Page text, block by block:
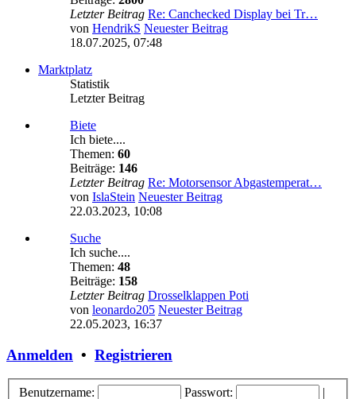
Letzter Beitrag Re: Canchecked Display bei Tr…
von HendrikS Neuester Beitrag
18.07.2025, 07:48
Marktplatz
Statistik
Letzter Beitrag
Biete
Ich biete....
Themen: 60
Beiträge: 146
Letzter Beitrag Re: Motorsensor Abgastemperat…
von IslaStein Neuester Beitrag
22.03.2023, 10:08
Suche
Ich suche....
Themen: 48
Beiträge: 158
Letzter Beitrag Drosselklappen Poti
von leonardo205 Neuester Beitrag
22.05.2023, 16:37
Anmelden • Registrieren
Benutzername: Passwort:
|